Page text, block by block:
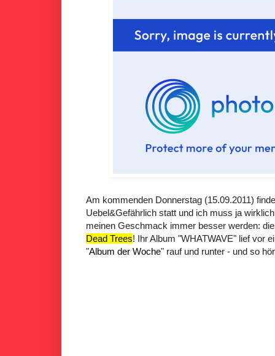
Am kommenden Donnerstag (15.09.2011)
Uebel&Gefährlich statt und ich muss ja
meinen Geschmack immer besser werden:
Dead Trees! Ihr Album "WHATWAVE" lief vor
"Album der Woche" rauf und runter - und so